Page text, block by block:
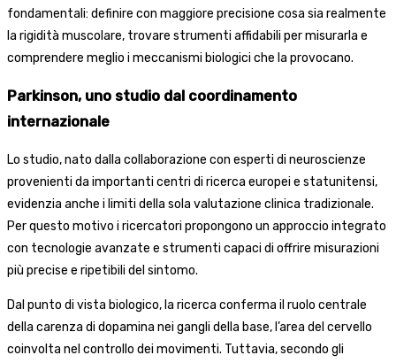
fondamentali: definire con maggiore precisione cosa sia realmente
la rigidità muscolare, trovare strumenti affidabili per misurarla e
comprendere meglio i meccanismi biologici che la provocano.
Parkinson, uno studio dal coordinamento
internazionale
Lo studio, nato dalla collaborazione con esperti di neuroscienze
provenienti da importanti centri di ricerca europei e statunitensi,
evidenzia anche i limiti della sola valutazione clinica tradizionale.
Per questo motivo i ricercatori propongono un approccio integrato
con tecnologie avanzate e strumenti capaci di offrire misurazioni
più precise e ripetibili del sintomo.
Dal punto di vista biologico, la ricerca conferma il ruolo centrale
della carenza di dopamina nei gangli della base, l’area del cervello
coinvolta nel controllo dei movimenti. Tuttavia, secondo gli